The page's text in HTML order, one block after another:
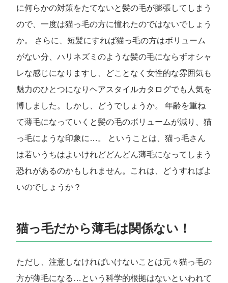
に何らかの対策をたてないと髪の毛が膨張してしまう
ので、一度は猫っ毛の方に憧れたのではないでしょう
か。 さらに、短髪にすれば猫っ毛の方はボリューム
がない分、ハリネズミのような髪の毛にならずオシャ
レな感じになりますし、どことなく女性的な雰囲気も
魅力のひとつになりヘアスタイルカタログでも人気を
博しました。しかし、どうでしょうか。 年齢を重ね
て薄毛になっていくと髪の毛のボリュームが減り、猫
っ毛にような印象に…。 ということは、猫っ毛さん
は若いうちはよいけれどどんどん薄毛になってしまう
恐れがあるのかもしれません。これは、どうすればよ
いのでしょうか？
猫っ毛だから薄毛は関係ない！
ただし、注意しなければいけないことは元々猫っ毛の
方が薄毛になる…という科学的根拠はないといわれて